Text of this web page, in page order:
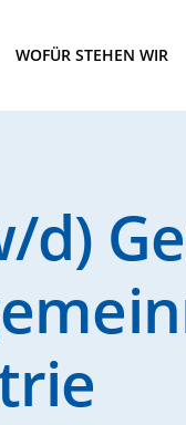
WOFÜR STEHEN WIR
d)